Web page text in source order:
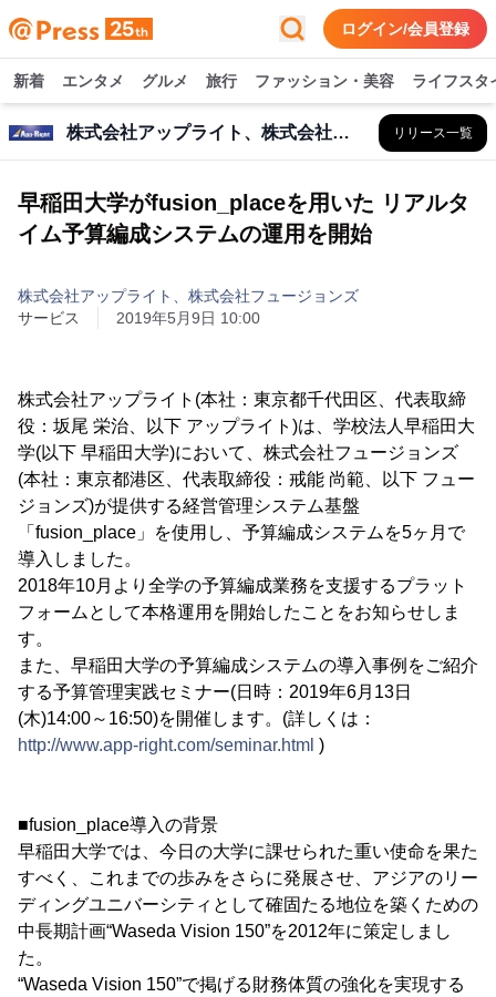
ログイン/会員登録
新着 エンタメ グルメ 旅行 ファッション・美容 ライフスタ
株式会社アップライト、株式会社フュージョンズ リリース一覧
早稲田大学がfusion_placeを用いた リアルタ
イム予算編成システムの運用を開始
株式会社アップライト、株式会社フュージョンズ
サービス
2019年5月9日 10:00
株式会社アップライト(本社：東京都千代田区、代表取締
役：坂尾 栄治、以下 アップライト)は、学校法人早稲田大
学(以下 早稲田大学)において、株式会社フュージョンズ
(本社：東京都港区、代表取締役：戒能 尚範、以下 フュー
ジョンズ)が提供する経営管理システム基盤
「fusion_place」を使用し、予算編成システムを5ヶ月で
導入しました。
2018年10月より全学の予算編成業務を支援するプラット
フォームとして本格運用を開始したことをお知らせしま
す。
また、早稲田大学の予算編成システムの導入事例をご紹介
する予算管理実践セミナー(日時：2019年6月13日
(木)14:00～16:50)を開催します。(詳しくは：
http://www.app-right.com/seminar.html )
■fusion_place導入の背景
早稲田大学では、今日の大学に課せられた重い使命を果た
すべく、これまでの歩みをさらに発展させ、アジアのリー
ディングユニバーシティとして確固たる地位を築くための
中長期計画“Waseda Vision 150”を2012年に策定しまし
た。
“Waseda Vision 150”で掲げる財務体質の強化を実現する